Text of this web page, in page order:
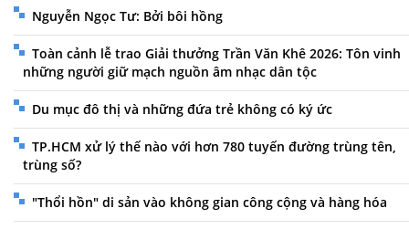
Nguyễn Ngọc Tư: Bởi bôi hồng
Toàn cảnh lễ trao Giải thưởng Trần Văn Khê 2026: Tôn vinh
những người giữ mạch nguồn âm nhạc dân tộc
Du mục đô thị và những đứa trẻ không có ký ức
TP.HCM xử lý thế nào với hơn 780 tuyến đường trùng tên,
trùng số?
"Thổi hồn" di sản vào không gian công cộng và hàng hóa